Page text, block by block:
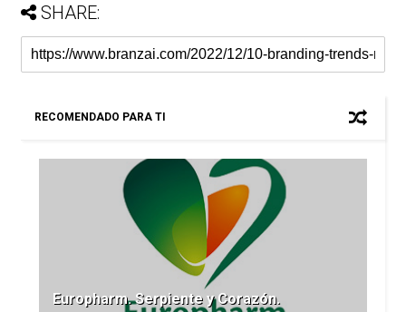
SHARE:
RECOMENDADO PARA TI
Europharm. Serpiente y Corazón.